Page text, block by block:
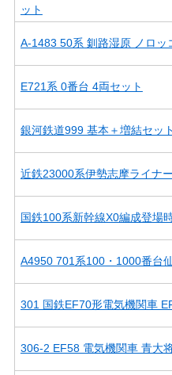
ット
A-1483 50系 釧路湿原 ノロッ
E721系 0番台 4両セット
銀河鉄道999 基本＋増結セ
近鉄23000系伊勢志摩ライナ
国鉄100系新幹線X0編成登場
A4950 701系100・1000番台
301 国鉄EF70形電気機関車
306-2 EF58 電気機関車 青大